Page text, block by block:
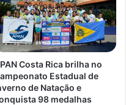
Costa Rica brilha no
Estadual de
de Natação e
98 medalhas